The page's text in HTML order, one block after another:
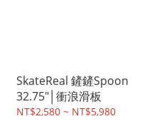
SkateReal 鏟鏟Spoon
32.75"│衝浪滑板
NT$2,580 ~ NT$5,980